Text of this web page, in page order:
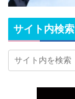
サイト内検索